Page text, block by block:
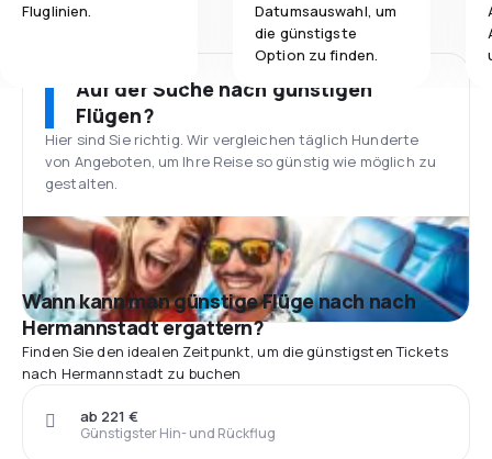
Fluglinien.
Datumsauswahl, um
die günstigste
Option zu finden.
Auf der Suche nach günstigen
Flügen?
Hier sind Sie richtig. Wir vergleichen täglich Hunderte
von Angeboten, um Ihre Reise so günstig wie möglich zu
gestalten.
Wann kann man günstige Flüge nach nach
Hermannstadt ergattern?
Finden Sie den idealen Zeitpunkt, um die günstigsten Tickets
nach Hermannstadt zu buchen
Günstigster Hin- und Rückflug
ab 221 €